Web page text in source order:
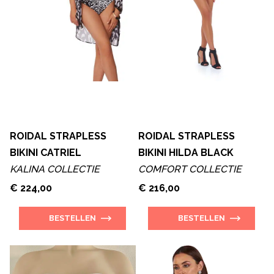
ROIDAL STRAPLESS
BIKINI CATRIEL
KALINA COLLECTIE
€ 224,00
BESTELLEN
ROIDAL STRAPLESS
BIKINI HILDA BLACK
COMFORT COLLECTIE
€ 216,00
BESTELLEN